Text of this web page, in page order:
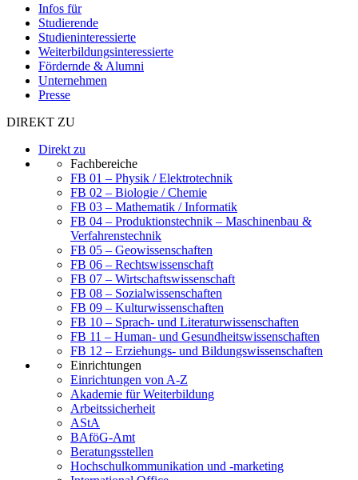
Infos für
Studierende
Studieninteressierte
Weiterbildungsinteressierte
Fördernde & Alumni
Unternehmen
Presse
DIREKT ZU
Direkt zu
Fachbereiche
FB 01 – Physik / Elektrotechnik
FB 02 – Biologie / Chemie
FB 03 – Mathematik / Informatik
FB 04 – Produktionstechnik – Maschinenbau &
Verfahrenstechnik
FB 05 – Geowissenschaften
FB 06 – Rechtswissenschaft
FB 07 – Wirtschaftswissenschaft
FB 08 – Sozialwissenschaften
FB 09 – Kulturwissenschaften
FB 10 – Sprach- und Literaturwissenschaften
FB 11 – Human- und Gesundheitswissenschaften
FB 12 – Erziehungs- und Bildungswissenschaften
Einrichtungen
Einrichtungen von A-Z
Akademie für Weiterbildung
Arbeitssicherheit
AStA
BAföG-Amt
Beratungsstellen
Hochschulkommunikation und -marketing